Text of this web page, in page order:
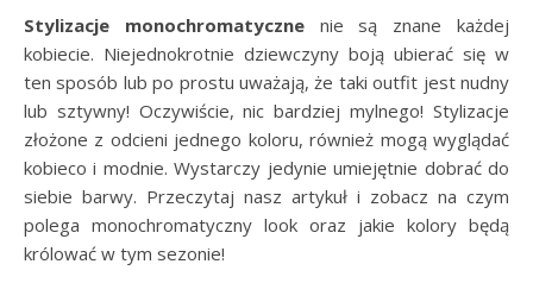
Stylizacje monochromatycznenie są znane każdej
kobiecie. Niejednokrotnie dziewczyny boją ubierać się w
ten sposób lub po prostu uważają, że taki outfit jest nudny
lub sztywny! Oczywiście, nic bardziej mylnego! Stylizacje
złożone z odcieni jednego koloru, również mogą wyglądać
kobieco i modnie. Wystarczy jedynie umiejętnie dobrać do
siebie barwy. Przeczytaj nasz artykuł i zobacz na czym
polega monochromatyczny look oraz jakie kolory będą
królować w tym sezonie!